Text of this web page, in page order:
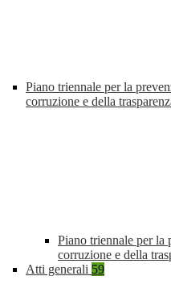
Piano triennale per la
corruzione e della
Piano triennale per la
corruzione e della
Atti generali 59